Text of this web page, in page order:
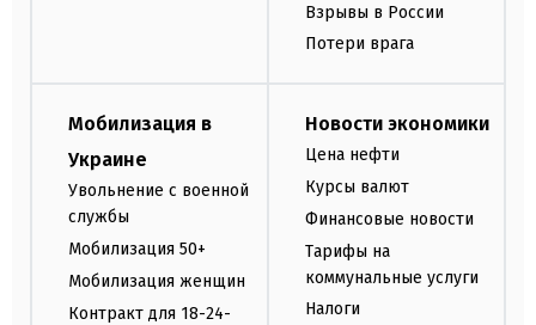
Взрывы в России
Потери врага
Мобилизация в
Украине
Увольнение с военной
службы
Мобилизация 50+
Мобилизация женщин
Контракт для 18-24-
Новости экономики
Цена нефти
Курсы валют
Финансовые новости
Тарифы на
коммунальные услуги
Налоги